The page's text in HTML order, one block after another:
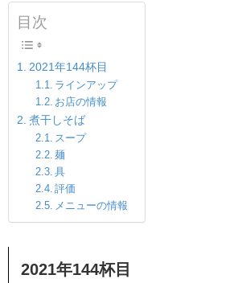
目次
2021年144杯目
ラインアップ
お店の情報
煮干しそば
スープ
麺
具
評価
メニューの情報
2021年144杯目